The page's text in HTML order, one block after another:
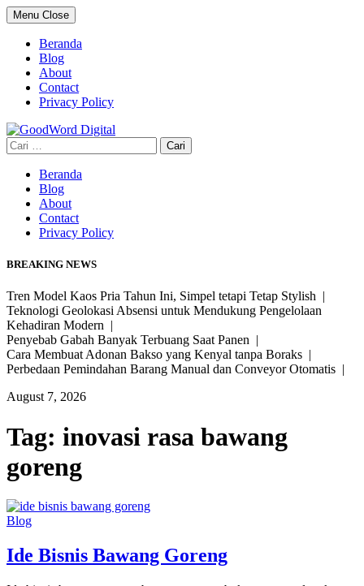
Skip
to
content
Menu Close
Beranda
Blog
About
Contact
Privacy Policy
Cari
untuk:
Beranda
Blog
About
Contact
Privacy Policy
BREAKING NEWS
Tren Model Kaos Pria Tahun Ini, Simpel tetapi Tetap Stylish |
Teknologi Geolokasi Absensi untuk Mendukung Pengelolaan
Kehadiran Modern |
Penyebab Gabah Banyak Terbuang Saat Panen |
Cara Membuat Adonan Bakso yang Kenyal tanpa Boraks |
Perbedaan Pemindahan Barang Manual dan Conveyor Otomatis |
August 7, 2026
Tag: inovasi rasa bawang
goreng
Blog
Ide Bisnis Bawang Goreng